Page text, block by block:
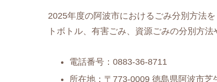
2025年度の阿波市におけるごみ分別方法
トボトル、有害ごみ、資源ごみの分別方
電話番号：0883-36-8711
所在地：〒773-0009 徳島県阿波市芝